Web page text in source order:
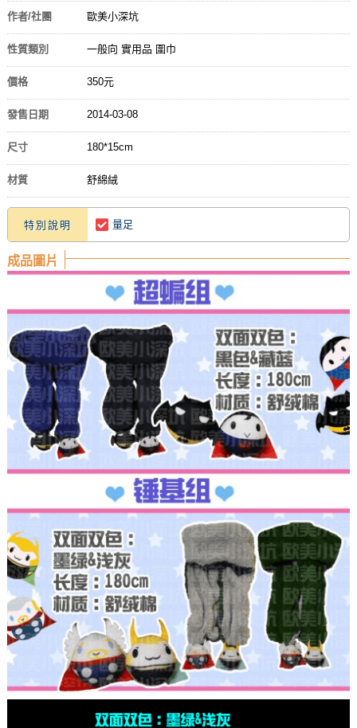
作者/社團 歐美小深坑
性質類別 一般向 實用品 圍巾
價格 350元
發售日期 2014-03-08
尺寸 180*15cm
材質 舒綿絨
特別說明 量足
成品圖片